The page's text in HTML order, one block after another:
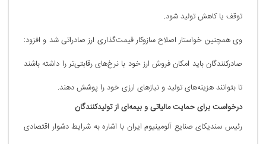
توقف یا کاهش تولید شود.
وی همچنین خواستار اصلاح سازوکار قیمت‌گذاری ارز صادراتی شد و افزود:
صادرکنندگان باید امکان فروش ارز خود با نرخ‌های رقابتی‌تر را داشته باشند
تا بتوانند هزینه‌های تولید و نیازهای ارزی خود را پوشش دهند.
درخواست برای حمایت مالیاتی و بیمه‌ای از تولیدکنندگان
رئیس سندیکای صنایع آلومینیوم ایران با اشاره به شرایط دشوار اقتصادی